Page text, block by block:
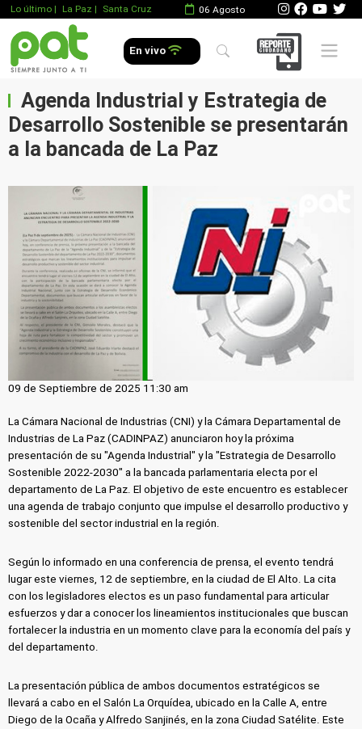
Lo último | La Paz | Santa Cruz 06 Agosto
En vivo Mobile
Agenda Industrial y Estrategia de
Desarrollo Sostenible se presentarán
a la bancada de La Paz
09 de Septiembre de 2025 11:30 am
La Cámara Nacional de Industrias (CNI) y la Cámara Departamental de
Industrias de La Paz (CADINPAZ) anunciaron hoy la próxima
presentación de su "Agenda Industrial" y la "Estrategia de Desarrollo
Sostenible 2022-2030" a la bancada parlamentaria electa por el
departamento de La Paz. El objetivo de este encuentro es establecer
una agenda de trabajo conjunto que impulse el desarrollo productivo y
sostenible del sector industrial en la región.
Según lo informado en una conferencia de prensa, el evento tendrá
lugar este viernes, 12 de septiembre, en la ciudad de El Alto. La cita
con los legisladores electos es un paso fundamental para articular
esfuerzos y dar a conocer los lineamientos institucionales que buscan
fortalecer la industria en un momento clave para la economía del país y
del departamento.
La presentación pública de ambos documentos estratégicos se
llevará a cabo en el Salón La Orquídea, ubicado en la Calle A, entre
Diego de la Ocaña y Alfredo Sanjinés, en la zona Ciudad Satélite. Este